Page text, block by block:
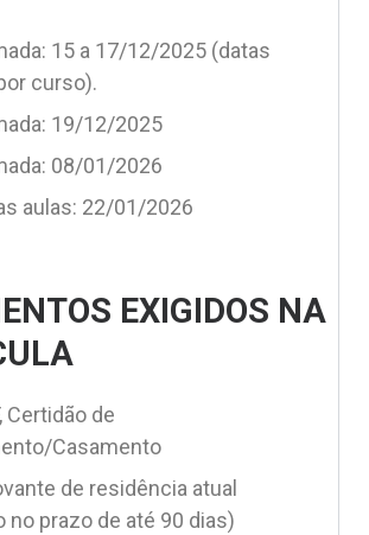
15 a 17/12/2025 (datas
curso).
19/12/2025
08/01/2026
aulas: 22/01/2026
EXIGIDOS NA
Certidão de
Casamento
de residência atual
no prazo de até 90 dias)